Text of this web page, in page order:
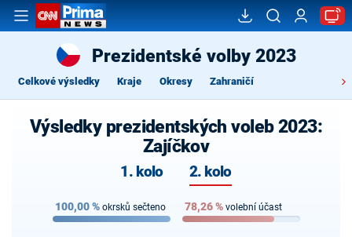
Prezidentské volby 2023
Celkové výsledky Kraje Okresy Zahraničí
Výsledky prezidentských voleb 2023:
Zajíčkov
1. kolo 2. kolo
100,00% okrsků sečteno 78,26% volební účast